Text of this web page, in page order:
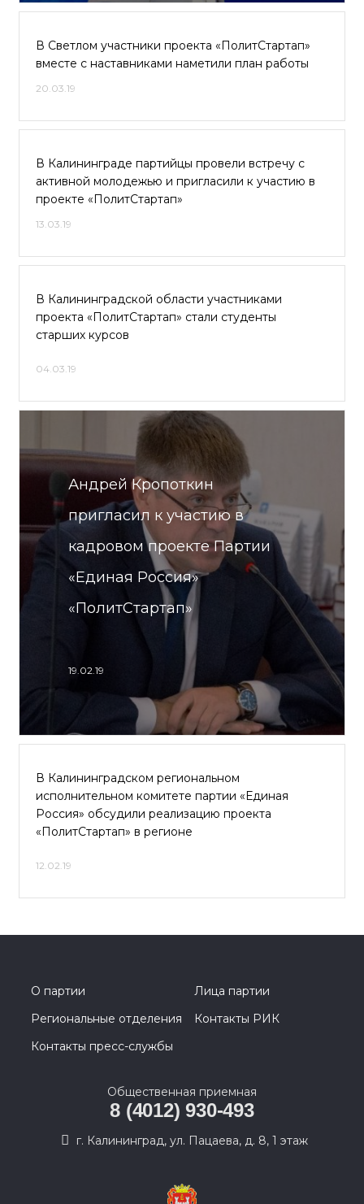
В Светлом участники проекта «ПолитСтартап»
вместе с наставниками наметили план работы
20.03.19
В Калининграде партийцы провели встречу с
активной молодежью и пригласили к участию в
проекте «ПолитСтартап»
13.03.19
В Калининградской области участниками
проекта «ПолитСтартап» стали студенты
старших курсов
04.03.19
Андрей Кропоткин
пригласил к участию в
кадровом проекте Партии
«Единая Россия»
«ПолитСтартап»
19.02.19
В Калининградском региональном
исполнительном комитете партии «Единая
Россия» обсудили реализацию проекта
«ПолитСтартап» в регионе
12.02.19
О партии
Лица партии
Региональные отделения
Контакты РИК
Контакты пресс-службы
Общественная приемная
8 (4012) 930-493
г. Калининград, ул. Пацаева, д. 8, 1 этаж